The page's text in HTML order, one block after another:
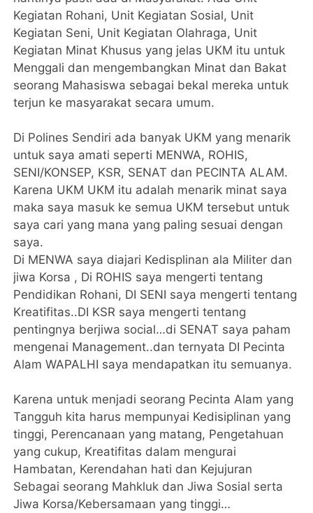
Kegiatan Rohani, Unit Kegiatan Sosial, Unit
Kegiatan Seni, Unit Kegiatan Olahraga, Unit
Kegiatan Minat Khusus yang jelas UKM itu untuk
Menggali dan mengembangkan Minat dan Bakat
seorang Mahasiswa sebagai bekal mereka untuk
terjun ke masyarakat secara umum.
Di Polines Sendiri ada banyak UKM yang menarik
untuk saya amati seperti MENWA, ROHIS,
SENI/KONSEP, KSR, SENAT dan PECINTA ALAM.
Karena UKM UKM itu adalah menarik minat saya
maka saya masuk ke semua UKM tersebut untuk
saya cari yang mana yang paling sesuai dengan
saya.
Di MENWA saya diajari Kedisplinan ala Militer dan
jiwa Korsa , Di ROHIS saya mengerti tentang
Pendidikan Rohani, DI SENI saya mengerti tentang
Kreatifitas..DI KSR saya mengerti tentang
pentingnya berjiwa social…di SENAT saya paham
mengenai Management..dan ternyata DI Pecinta
Alam WAPALHI saya mendapatkan itu semuanya.
Karena untuk menjadi seorang Pecinta Alam yang
Tangguh kita harus mempunyai Kedisiplinan yang
tinggi, Perencanaan yang matang, Pengetahuan
yang cukup, Kreatifitas dalam mengurai
Hambatan, Kerendahan hati dan Kejujuran
Sebagai seorang Mahkluk dan Jiwa Sosial serta
Jiwa Korsa/Kebersamaan yang tinggi…